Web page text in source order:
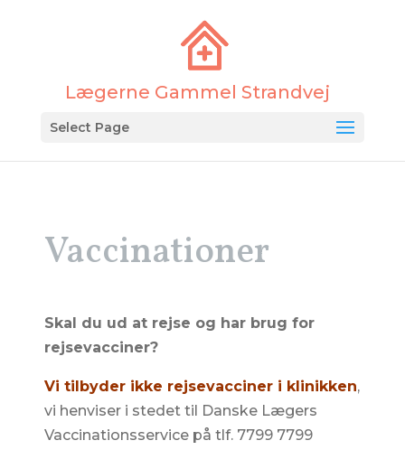
Select Page
Vaccinationer
Skal du ud at rejse og har brug for
rejsevacciner?
Vi tilbyder ikke rejsevacciner i klinikken,
vi henviser i stedet til Danske Lægers
Vaccinationsservice på tlf. 7799 7799